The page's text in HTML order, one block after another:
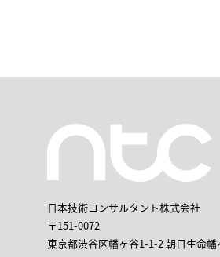
日本技術コンサルタント株式会社
〒151-0072
東京都渋谷区幡ヶ谷1-1-2 朝日生命幡